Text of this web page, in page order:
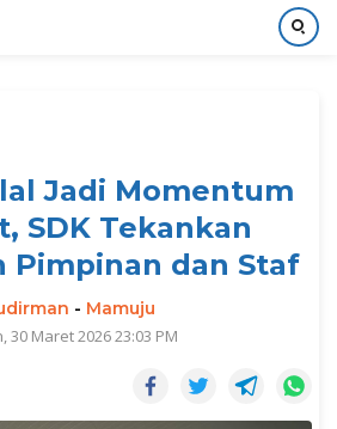
Jadi Momentum
SDK Tekankan
Pimpinan dan Staf
- Mamuju
30 Maret 2026 23:03 PM